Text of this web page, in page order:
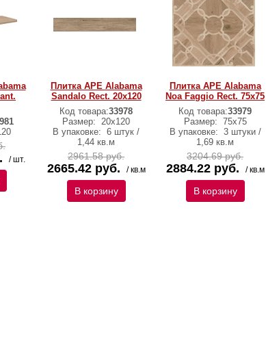
/ шт.
Плитка APE Alabama
Sandalo Rect. 20x120
Код товара:33978
Размер: 20х120
В упаковке: 6 штук /
1,44 кв.м
2961.58 руб.
2665.42 руб. / кв.м
В корзину
Плитка APE Alabama
Noa Faggio Rect. 75x75
Код товара:33979
Размер: 75х75
В упаковке: 3 штуки /
1,69 кв.м
3204.69 руб.
2884.22 руб. / кв.м
В корзину